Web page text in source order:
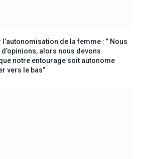
l’autonomisation de la femme : ” Nous
alors nous devons
notre entourage soit autonome
vers le bas”